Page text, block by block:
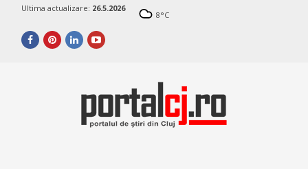
Ultima actualizare: 26.5.2026
8°C